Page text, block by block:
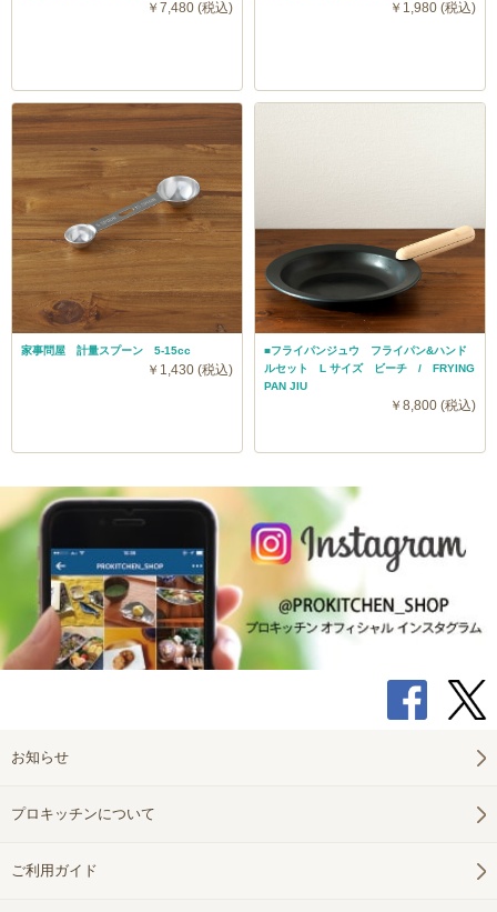
￥7,480 (税込) ￥1,980 (税込)
家事問屋 計量スプーン 5-15cc
￥1,430 (税込)
■フライパンジュウ フライパン&ハンド
ルセット L サイズ ビーチ / FRYING
PAN JIU
￥8,800 (税込)
お知らせ
プロキッチンについて
ご利用ガイド